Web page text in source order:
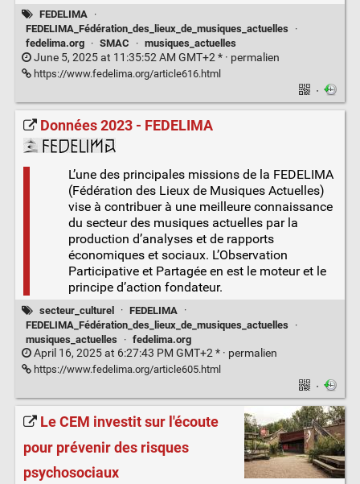
FEDELIMA
·
FEDELIMA_Fédération_des_lieux_de_musiques_actuelles
·
fedelima.org
· SMAC · musiques_actuelles
June 5, 2025 at 11:35:52 AM GMT+2 * · permalien
https://www.fedelima.org/article616.html
·
Données 2023 - FEDELIMA
L’une des principales missions de la FEDELIMA
(Fédération des Lieux de Musiques Actuelles)
vise à contribuer à une meilleure connaissance
du secteur des musiques actuelles par la
production d’analyses et de rapports
économiques et sociaux. L’Observation
Participative et Partagée en est le moteur et le
principe d’action fondateur.
secteur_culturel · FEDELIMA
·
FEDELIMA_Fédération_des_lieux_de_musiques_actuelles
·
musiques_actuelles
· fedelima.org
April 16, 2025 at 6:27:43 PM GMT+2 * · permalien
https://www.fedelima.org/article605.html
·
Le CEM investit sur l'écoute
pour prévenir des risques
psychosociaux